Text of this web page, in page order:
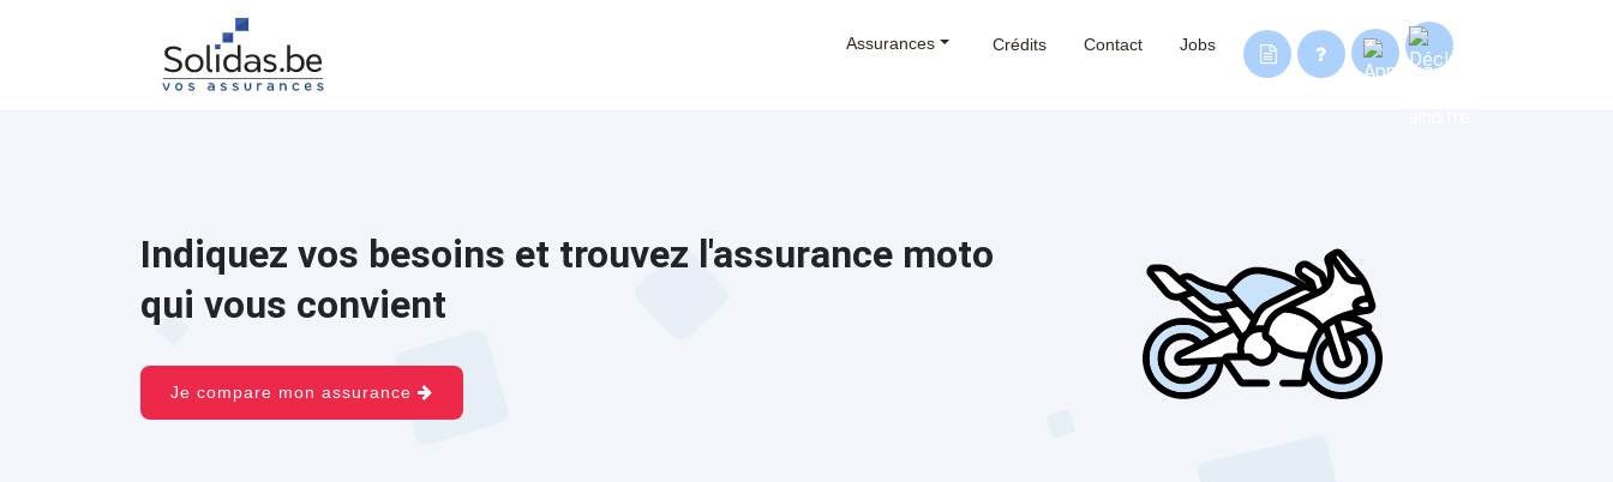
Assurances Crédits Contact Jobs
Indiquez vos besoins et trouvez l'assurance moto
qui vous convient
Je compare mon assurance